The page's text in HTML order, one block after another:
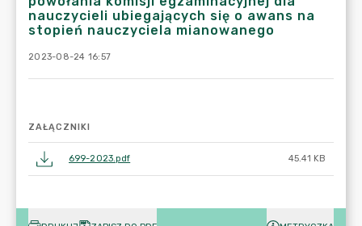
nauczycieli ubiegających się o awans na
stopień nauczyciela mianowanego
2023-08-24 16:57
ZAŁĄCZNIKI
699-2023.pdf 45.41 KB